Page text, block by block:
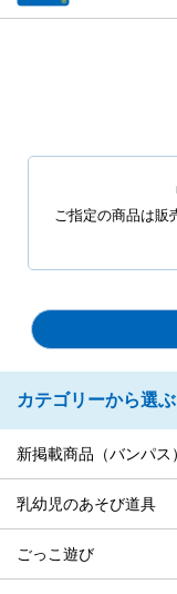
ご指定の商品は販
カテゴリーから選ぶ
新掲載商品（バンパス）
乳幼児のあそび道具
ごっこ遊び